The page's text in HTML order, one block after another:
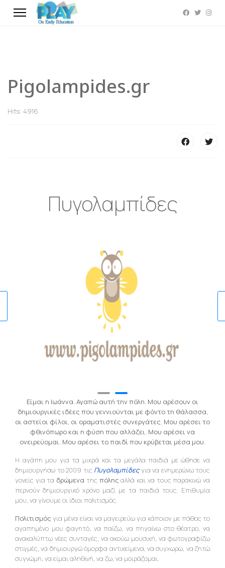
Pigolampides.gr
Hits: 4916
Πυγολαμπίδες
Είμαι η Ιωάννα. Αγαπώ αυτή την πόλη. Μου αρέσουν οι
δημιουργικές ιδέες που γεννιούνται με φόντο τη θάλασσα,
οι αστείοι φίλοι, οι οραματιστές συνεργάτες. Μου αρέσει το
φθινόπωρο και η φύση που αλλάζει. Μου αρέσει να
ονειρεύομαι. Μου αρέσει το παιδί που κρύβεται μέσα μου.
Η αγάπη μου για τα μικρά και τα μεγάλα παιδιά με ώθησε να
δημιουργήσω το 2009 τις Πυγολαμπίδες για να ενημερώνω τους
γονείς για τα δρώμενα της πόλης αλλά και να τους παρακινώ να
περνούν δημιουργικό χρόνο μαζί με τα παιδιά τους. Επιθυμία
μου, να γίνουμε οι ίδιοι πολιτισμός.
Πολιτισμός για μένα είναι να μαγειρεύω για κάποιον με πάθος το
αγαπημένο μου φαγητό, να παίζω, να πηγαίνω στο θέατρο, να
ανακαλύπτω νέες συνταγές, να ακούω μουσική, να φωτογραφίζω
στιγμές, να δημιουργώ όμορφα αντικείμενα, να συγχωρώ, να ζητώ
συγνώμη, να είμαι αληθινή, να ζω, να μοιράζομαι.